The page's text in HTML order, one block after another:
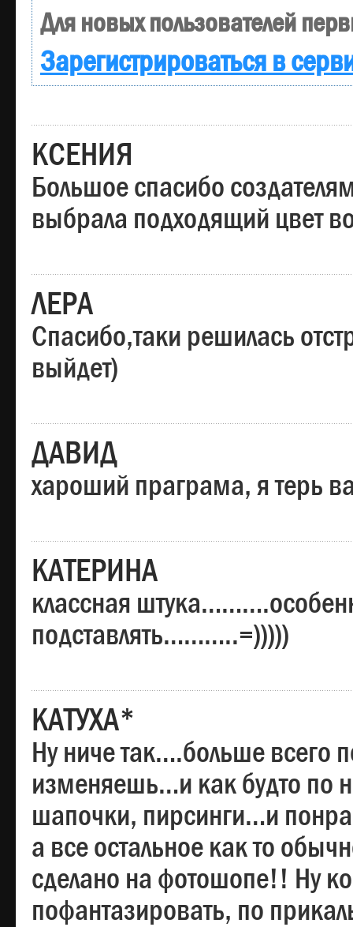
Для новых пользователей
Зарегистрироваться в
КСЕНИЯ
Большое спасибо
выбрала подходящий цвет
ЛЕРА
Спасибо,таки решилась
выйдет)
ДАВИД
хароший праграма, я терь
КАТЕРИНА
классная
подставлять………..=)))))
КАТУХА*
Ну ниче так….больше всего
изменяешь…и как будто по
шапочки, пирсинги…и
а все остальное как то
сделано на фотошопе!! Ну
пофантазировать, по